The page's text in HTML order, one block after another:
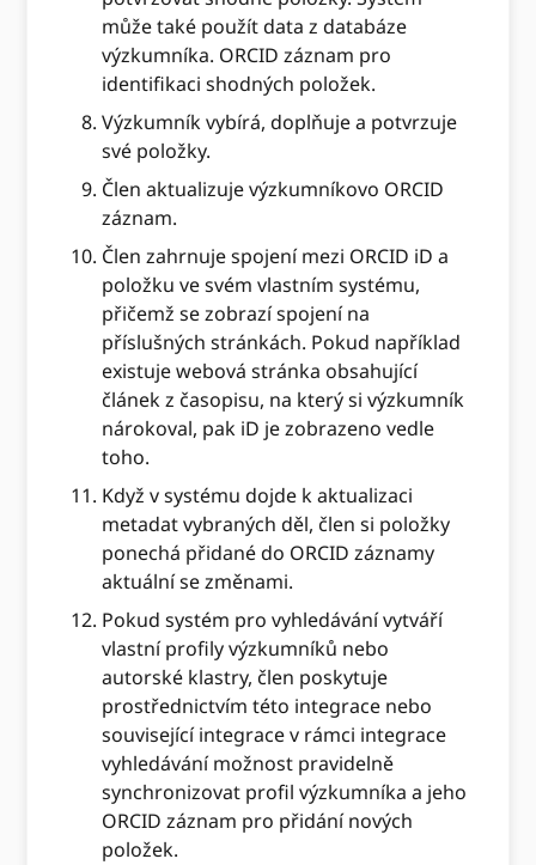
může také použít data z databáze
výzkumníka. ORCID záznam pro
identifikaci shodných položek.
Výzkumník vybírá, doplňuje a potvrzuje
své položky.
Člen aktualizuje výzkumníkovo ORCID
záznam.
Člen zahrnuje spojení mezi ORCID iD a
položku ve svém vlastním systému,
přičemž se zobrazí spojení na
příslušných stránkách. Pokud například
existuje webová stránka obsahující
článek z časopisu, na který si výzkumník
nárokoval, pak iD je zobrazeno vedle
toho.
Když v systému dojde k aktualizaci
metadat vybraných děl, člen si položky
ponechá přidané do ORCID záznamy
aktuální se změnami.
Pokud systém pro vyhledávání vytváří
vlastní profily výzkumníků nebo
autorské klastry, člen poskytuje
prostřednictvím této integrace nebo
související integrace v rámci integrace
vyhledávání možnost pravidelně
synchronizovat profil výzkumníka a jeho
ORCID záznam pro přidání nových
položek.